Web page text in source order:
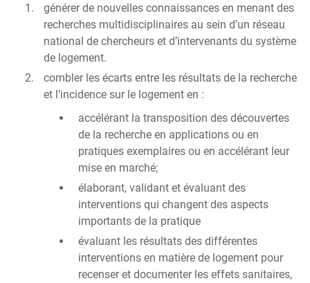
générer de nouvelles connaissances en menant des
recherches multidisciplinaires au sein d’un réseau
national de chercheurs et d’intervenants du système
de logement.
combler les écarts entre les résultats de la recherche
et l’incidence sur le logement en :
accélérant la transposition des découvertes
de la recherche en applications ou en
pratiques exemplaires ou en accélérant leur
mise en marché;
élaborant, validant et évaluant des
interventions qui changent des aspects
importants de la pratique
évaluant les résultats des différentes
interventions en matière de logement pour
recenser et documenter les effets sanitaires,